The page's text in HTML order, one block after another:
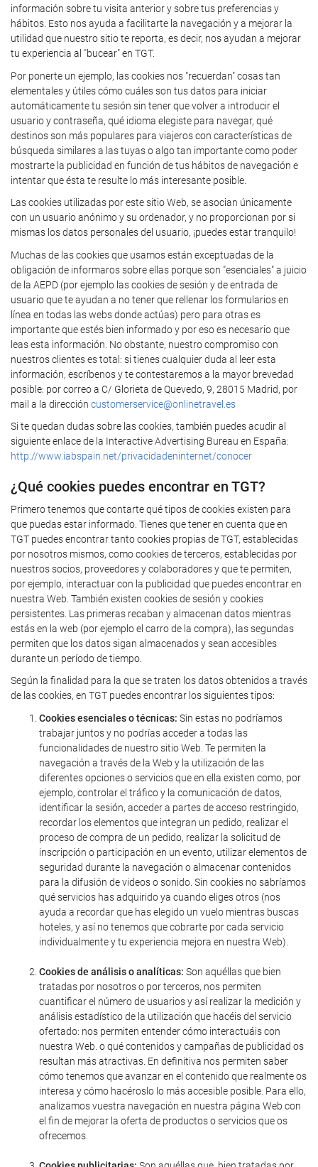
información sobre tu visita anterior y sobre tus preferencias y
hábitos. Esto nos ayuda a facilitarte la navegación y a mejorar la
utilidad que nuestro sitio te reporta, es decir, nos ayudan a mejorar
tu experiencia al "bucear" en TGT.
Por ponerte un ejemplo, las cookies nos "recuerdan" cosas tan
elementales y útiles cómo cuáles son tus datos para iniciar
automáticamente tu sesión sin tener que volver a introducir el
usuario y contraseña, qué idioma elegiste para navegar, qué
destinos son más populares para viajeros con características de
búsqueda similares a las tuyas o algo tan importante como poder
mostrarte la publicidad en función de tus hábitos de navegación e
intentar que ésta te resulte lo más interesante posible.
Las cookies utilizadas por este sitio Web, se asocian únicamente
con un usuario anónimo y su ordenador, y no proporcionan por si
mismas los datos personales del usuario, ¡puedes estar tranquilo!
Muchas de las cookies que usamos están exceptuadas de la
obligación de informaros sobre ellas porque son "esenciales" a juicio
de la AEPD (por ejemplo las cookies de sesión y de entrada de
usuario que te ayudan a no tener que rellenar los formularios en
línea en todas las webs donde actúas) pero para otras es
importante que estés bien informado y por eso es necesario que
leas esta información. No obstante, nuestro compromiso con
nuestros clientes es total: si tienes cualquier duda al leer esta
información, escríbenos y te contestaremos a la mayor brevedad
posible: por correo a C/ Glorieta de Quevedo, 9, 28015 Madrid, por
mail a la dirección customerservice@onlinetravel.es
Si te quedan dudas sobre las cookies, también puedes acudir al
siguiente enlace de la Interactive Advertising Bureau en España:
http://www.iabspain.net/privacidadeninternet/conocer
¿Qué cookies puedes encontrar en TGT?
Primero tenemos que contarte qué tipos de cookies existen para
que puedas estar informado. Tienes que tener en cuenta que en
TGT puedes encontrar tanto cookies propias de TGT, establecidas
por nosotros mismos, como cookies de terceros, establecidas por
nuestros socios, proveedores y colaboradores y que te permiten,
por ejemplo, interactuar con la publicidad que puedes encontrar en
nuestra Web. También existen cookies de sesión y cookies
persistentes. Las primeras recaban y almacenan datos mientras
estás en la web (por ejemplo el carro de la compra), las segundas
permiten que los datos sigan almacenados y sean accesibles
durante un período de tiempo.
Según la finalidad para la que se traten los datos obtenidos a través
de las cookies, en TGT puedes encontrar los siguientes tipos:
Cookies esenciales o técnicas: Sin estas no podríamos
trabajar juntos y no podrías acceder a todas las
funcionalidades de nuestro sitio Web. Te permiten la
navegación a través de la Web y la utilización de las
diferentes opciones o servicios que en ella existen como, por
ejemplo, controlar el tráfico y la comunicación de datos,
identificar la sesión, acceder a partes de acceso restringido,
recordar los elementos que integran un pedido, realizar el
proceso de compra de un pedido, realizar la solicitud de
inscripción o participación en un evento, utilizar elementos de
seguridad durante la navegación o almacenar contenidos
para la difusión de videos o sonido. Sin cookies no sabríamos
qué servicios has adquirido ya cuando eliges otros (nos
ayuda a recordar que has elegido un vuelo mientras buscas
hoteles, y así no tenemos que cobrarte por cada servicio
individualmente y tu experiencia mejora en nuestra Web).
Cookies de análisis o analíticas: Son aquéllas que bien
tratadas por nosotros o por terceros, nos permiten
cuantificar el número de usuarios y así realizar la medición y
análisis estadístico de la utilización que hacéis del servicio
ofertado: nos permiten entender cómo interactuáis con
nuestra Web. o qué contenidos y campañas de publicidad os
resultan más atractivas. En definitiva nos permiten saber
cómo tenemos que avanzar en el contenido que realmente os
interesa y cómo hacéroslo lo más accesible posible. Para ello,
analizamos vuestra navegación en nuestra página Web con
el fin de mejorar la oferta de productos o servicios que os
ofrecemos.